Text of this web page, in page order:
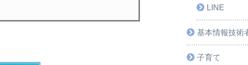
LINE
基本情報技術
子育て